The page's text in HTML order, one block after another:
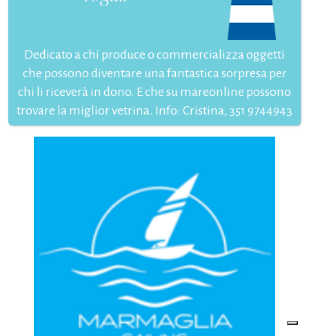
Dedicato a chi produce o commercializza oggetti
che possono diventare una fantastica sorpresa per
chi li riceverà in dono. E che su mareonline possono
trovare la miglior vetrina. Info: Cristina, 351 9744943